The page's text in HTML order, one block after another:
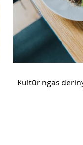
Kultūringas